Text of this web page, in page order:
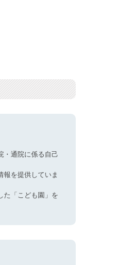
・通院に係る自己
報を提供していま
た「こども園」を